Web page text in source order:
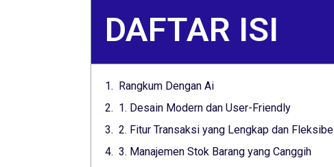
DAFTAR ISI
Rangkum Dengan Ai
1. Desain Modern dan User-Friendly
2. Fitur Transaksi yang Lengkap dan Fleksibel
3. Manajemen Stok Barang yang Canggih